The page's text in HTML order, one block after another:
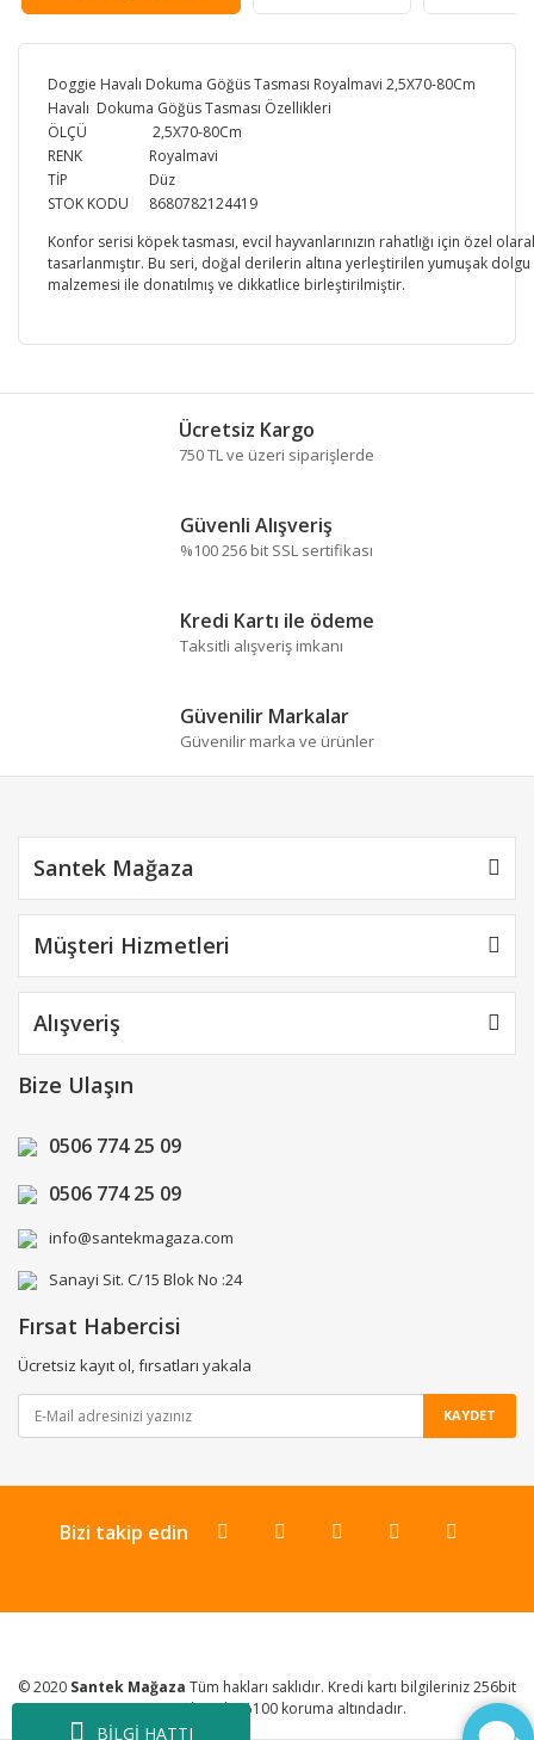
BİLGİ HATTI
Doggie Havalı Dokuma Göğüs Tasması Royalmavi 2,5X70-80Cm
Havalı Dokuma Göğüs Tasması Özellikleri
ÖLÇÜ
2,5X70-80Cm
RENK
Royalmavi
TİP
Düz
STOK KODU
8680782124419
Konfor serisi köpek tasması, evcil hayvanlarınızın rahatlığı için özel
tasarlanmıştır. Bu seri, doğal derilerin altına yerleştirilen yumuşak dolgu
malzemesi ile donatılmış ve dikkatlice birleştirilmiştir.
Bu ürüne ilk yorumu siz yapın!
formunu kullanarak tarafımıza iletebilirsiniz.
Görüş ve önerileriniz için teşekkür ederiz.
Ürün açıklamasında eksik bilgiler bulunuyor.
Ürün fiyatı diğer sitelerden daha pahalı.
Bu ürüne benzer farklı alternatifler olmalı.
Ücretsiz Kargo
750 TL ve üzeri siparişlerde
Güvenli Alışveriş
%100 256 bit SSL sertifikası
Kredi Kartı ile ödeme
Taksitli alışveriş imkanı
Güvenilir Markalar
Güvenilir marka ve ürünler
Santek Mağaza
Müşteri Hizmetleri
Alışveriş
Bize Ulaşın
0506 774 25 09
0506 774 25 09
info@santekmagaza.com
Sanayi Sit. C/15 Blok No :24
Fırsat Habercisi
Ücretsiz kayıt ol, fırsatları yakala
KAYDET
Bizi takip edin
© 2020 Santek Mağaza Tüm hakları saklıdır. Kredi kartı bilgileriniz 256bit
SSL Sertifikası ile %100 koruma altındadır.